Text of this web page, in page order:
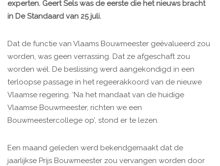
experten. Geert Sels was de eerste die het nieuws bracht
in De Standaard van 25 juli.
Dat de functie van Vlaams Bouwmeester geëvalueerd zou
worden, was geen verrassing. Dat ze afgeschaft zou
worden wél. De beslissing werd aangekondigd in een
terloopse passage in het regeerakkoord van de nieuwe
Vlaamse regering. ‘Na het mandaat van de huidige
Vlaamse Bouwmeester, richten we een
Bouwmeestercollege op’, stond er te lezen.
Een maand geleden werd bekendgemaakt dat de
jaarlijkse Prijs Bouwmeester zou vervangen worden door